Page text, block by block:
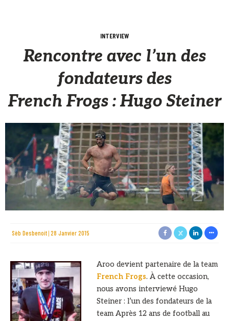
INTERVIEW
Rencontre avec l’un des
fondateurs des
French Frogs : Hugo Steiner
Sèb Desbenoit 28 Janvier 2015
Aroo devient partenaire de la team
French Frogs. À cette occasion,
nous avons interviewé Hugo
Steiner : l’un des fondateurs de la
team Après 12 ans de football au